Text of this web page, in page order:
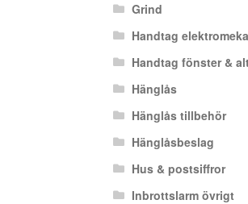
Grind
Handtag
Handtag fönster &
Hänglås
Hänglås tillbehör
Hänglåsbeslag
Hus & postsiffror
Inbrottslarm övrigt